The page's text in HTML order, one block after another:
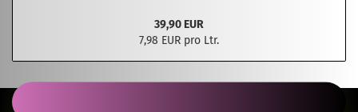
39,90 EUR
7,98 EUR pro Ltr.